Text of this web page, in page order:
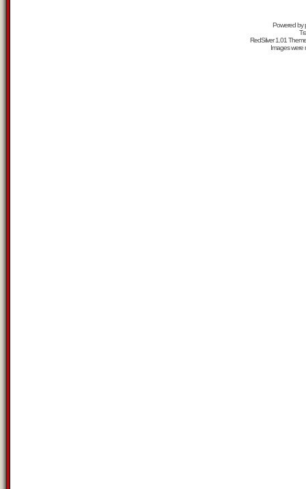
Powered by
RedSilver 1.01
Images were